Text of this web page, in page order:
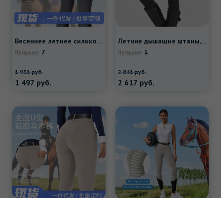
Весеннее летнее силиконовое нескользящое кресло, эластичные штаны, Amazon, высокая талия, в обтяжку
Продано: 7
1 497 руб.
1 931 руб.
Летние дышащие штаны, износостойкий комбинезон, облегающий крой
Продано: 1
2 617 руб.
2 841 руб.